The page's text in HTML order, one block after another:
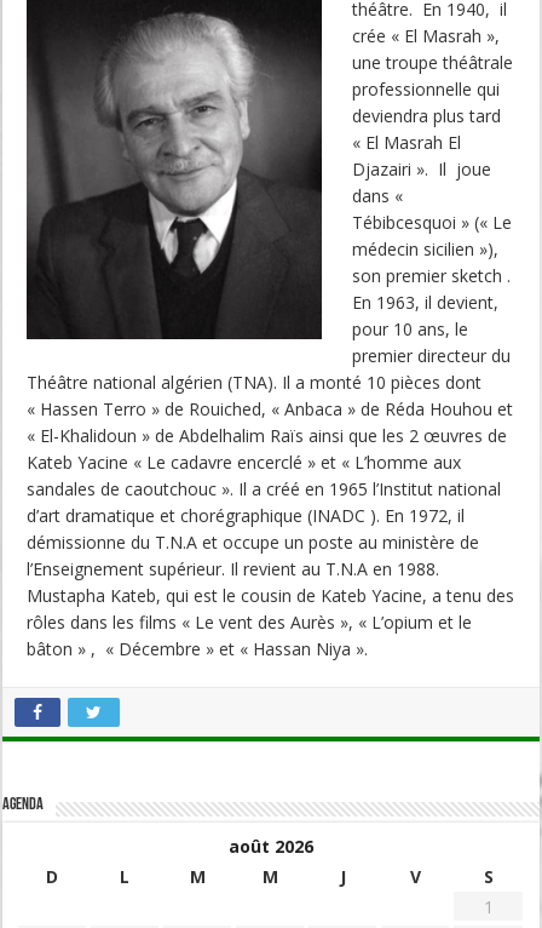
théâtre. En 1940, il
crée « El Masrah »,
une troupe théâtrale
professionnelle qui
deviendra plus tard
« El Masrah El
Djazairi ». Il joue
dans «
Tébibcesquoi » (« Le
médecin sicilien »),
son premier sketch .
En 1963, il devient,
pour 10 ans, le
premier directeur du
Théâtre national algérien (TNA). Il a monté 10 pièces dont
« Hassen Terro » de Rouiched, « Anbaca » de Réda Houhou et
« El-Khalidoun » de Abdelhalim Raïs ainsi que les 2 œuvres de
Kateb Yacine « Le cadavre encerclé » et « L’homme aux
sandales de caoutchouc ». Il a créé en 1965 l’Institut national
d’art dramatique et chorégraphique (INADC ). En 1972, il
démissionne du T.N.A et occupe un poste au ministère de
l’Enseignement supérieur. Il revient au T.N.A en 1988.
Mustapha Kateb, qui est le cousin de Kateb Yacine, a tenu des
rôles dans les films « Le vent des Aurès », « L’opium et le
bâton » , « Décembre » et « Hassan Niya ».
Agenda
août 2026
D
L M M J V
S
1